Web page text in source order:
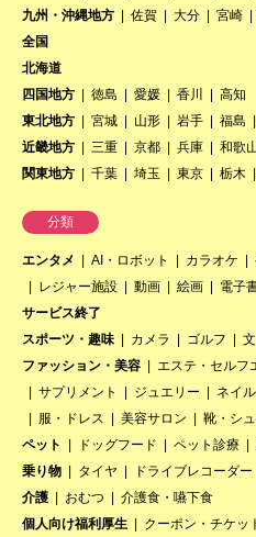
九州・沖縄地方
佐賀 大分 宮崎
全国
北海道
四国地方
徳島 愛媛 香川
高知
東北地方
宮城 山形 岩手 福島
近畿地方
三重 京都 兵庫 和歌
関東地方
千葉 埼玉 東京 栃木
分類
エンタメ AI・ロボット カラオケ
レジャー施設
動画 絵画 電子
サービス終了
スポーツ・趣味
カメラ ゴルフ
ファッション・美容
エステ・セルフ
サプリメント
ジュエリー ネイル
服・ドレス
美容サロン 靴・シ
ペット
ドッグフード ペット診療
乗り物
タイヤ ドライブレコーダー
介護
おむつ
介護食・嚥下食
個人向け福利厚生
クーポン・チケッ